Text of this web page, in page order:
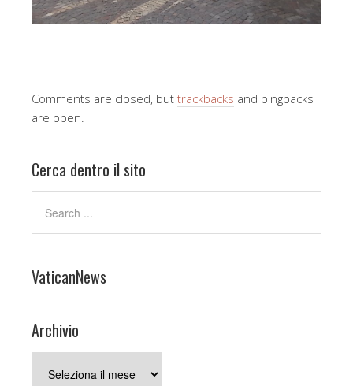
Comments are closed, but trackbacks and pingbacks
are open.
Cerca dentro il sito
VaticanNews
Archivio